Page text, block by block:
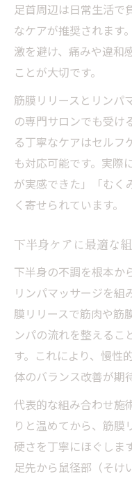
足首周辺は日常生活で
なケアが推奨されます
激を避け、痛みや違和
ことが大切です。
筋膜リリースとリンパ
の専門サロンでも受け
る丁寧なケアはセルフ
も対応可能です。実際
が実感できた」「むく
く寄せられています。
下半身ケアに最適な
下半身の不調を根本か
リンパマッサージを組
膜リリースで筋肉や筋
ンパの流れを整えるこ
す。これにより、慢性
体のバランス改善が期
代表的な組み合わせ施
りと温めてから、筋膜
硬さを丁寧にほぐしま
足先から鼠径部（そけ